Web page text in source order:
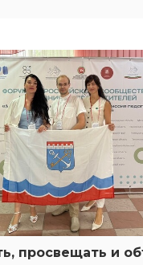
просвещать и